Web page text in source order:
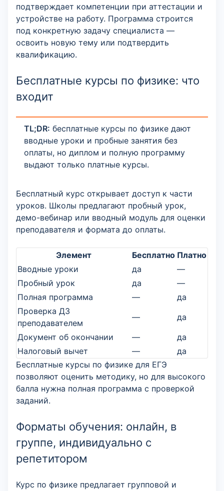
подтверждает компетенции при аттестации и
устройстве на работу. Программа строится
под конкретную задачу специалиста —
освоить новую тему или подтвердить
квалификацию.
Бесплатные курсы по физике: что
входит
TL;DR: бесплатные курсы по физике дают
вводные уроки и пробные занятия без
оплаты, но диплом и полную программу
выдают только платные курсы.
Бесплатный курс открывает доступ к части
уроков. Школы предлагают пробный урок,
демо-вебинар или вводный модуль для оценки
преподавателя и формата до оплаты.
Элемент Бесплатно Платно
Вводные уроки
да
—
Пробный урок
да
—
Полная программа
—
да
Проверка ДЗ
преподавателем
—
да
Документ об окончании
—
да
Налоговый вычет
—
да
Бесплатные курсы по физике для ЕГЭ
позволяют оценить методику, но для высокого
балла нужна полная программа с проверкой
заданий.
Форматы обучения: онлайн, в
группе, индивидуально с
репетитором
Курс по физике предлагает групповой и